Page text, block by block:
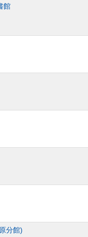
館
分館)